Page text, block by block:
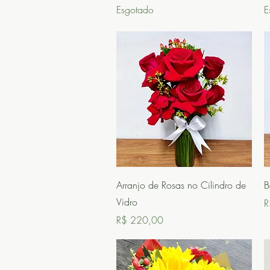
Esgotado
Visualização rápida
Arranjo de Rosas no Cilindro de
Vidro
Preço
R$ 220,00